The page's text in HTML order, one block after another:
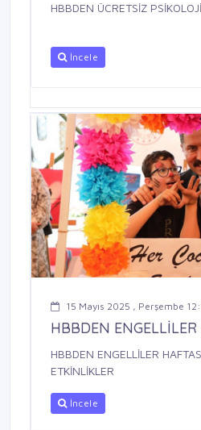
HBBDEN ÜCRETSİZ
İncele
15 Mayıs 2025 , Perşembe
HBBDEN ENGELLİLER
HBBDEN ENGELLİLER
ETKİNLİKLER
İncele